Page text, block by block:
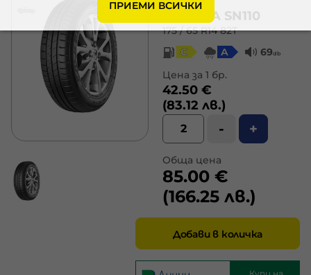
ПРИЕМИ ВСИЧКИ
SINCERA SN110
175 / 65 R14 82T
C
A 69db
Цена за 1 бр.
42.50 €
(83.12 лв.)
- +
Обща цена
85.00 €
(166.25 лв.)
Добави в количка
Купи на